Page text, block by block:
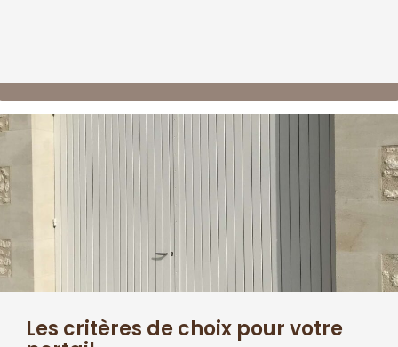
Les critères de choix pour votre